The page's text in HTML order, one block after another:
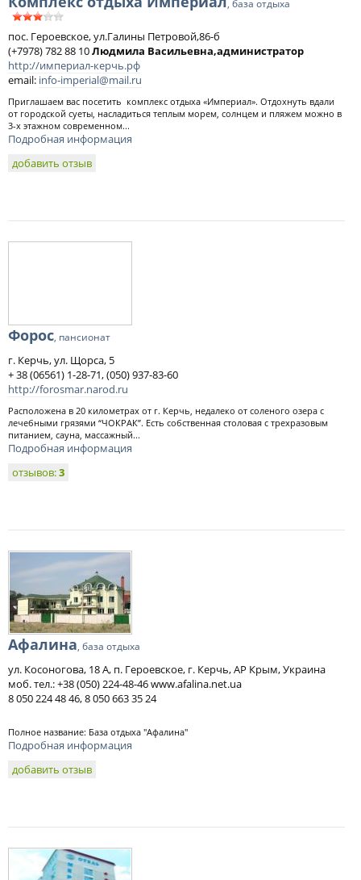
, база отдыха
пос. Героевское, ул.Галины Петровой,86-б
(+7978) 782 88 10Людмила Васильевна,администратор
http://империал-керчь.рф
email: info-imperial@mail.ru
Приглашаем вас посетить комплекс отдыха «Империал». Отдохнуть вдали
от городской суеты, насладиться теплым морем, солнцем и пляжем можно в
3-х этажном современном...
Подробная информация
добавить отзыв
Форос, пансионат
г. Керчь, ул. Щорса, 5
+ 38 (06561) 1-28-71, (050) 937-83-60
http://forosmar.narod.ru
Расположена в 20 километрах от г. Керчь, недалеко от соленого озера с
лечебными грязями “ЧОКРАК”. Есть собственная столовая с трехразовым
питанием, сауна, массажный...
Подробная информация
отзывов:3
Афалина, база отдыха
ул. Косоногова, 18 А, п. Героевское, г. Керчь, АР Крым, Украина
моб. тел.: +38 (050) 224-48-46 www.afalina.net.ua
8 050 224 48 46, 8 050 663 35 24
Полное название: База отдыха "Афалина"
Подробная информация
добавить отзыв